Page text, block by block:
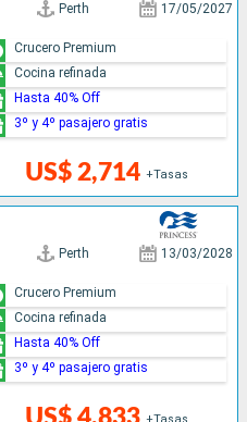
Perth 17/05/2027
US$ 2,714 +Tasas
Crucero Premium
Cocina refinada
Hasta 40% Off
3º y 4º pasajero gratis
Perth 13/03/2028
Crucero Premium
Cocina refinada
Hasta 40% Off
3º y 4º pasajero gratis